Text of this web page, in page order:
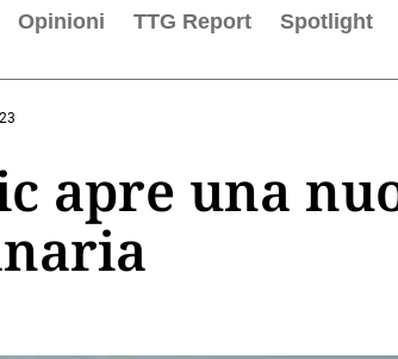
Opinioni TTG Report Spotlight
apre una